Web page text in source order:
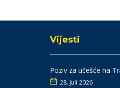
Vijesti
Poziv za učešće na
28. Juli 2026